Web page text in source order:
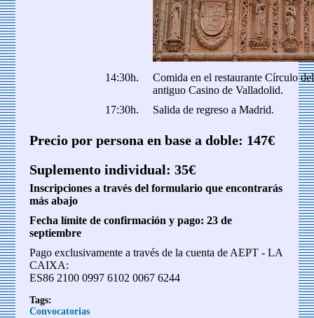
14:30h.
Comida en el restaurante Círculo
antiguo Casino de Valladolid.
17:30h.
Salida de regreso a Madrid.
Precio por persona en base a doble: 147€
Suplemento individual: 35€
Inscripciones a través del formulario que encontrarás
más abajo
Fecha límite de confirmación y pago: 23 de
septiembre
Pago exclusivamente a través de la cuenta de AEPT - LA
CAIXA:
ES86 2100 0997 6102 0067 6244
Tags:
Convocatorias